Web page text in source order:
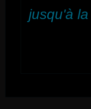
jusqu'à